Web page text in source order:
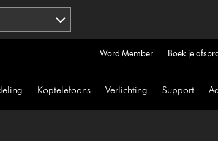
Word Member Boek je
Koptelefoons Verlichting Support